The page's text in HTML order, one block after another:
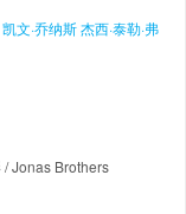
凯文·乔纳斯杰西·泰勒·弗
/ Jonas Brothers